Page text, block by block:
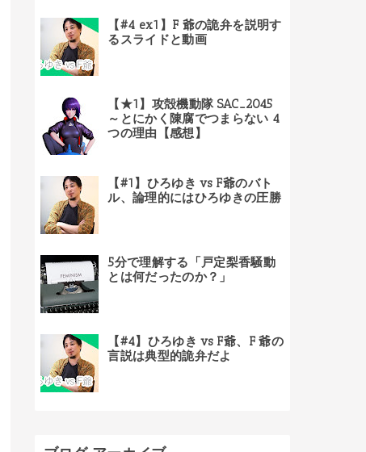
【#4 ex1】F 爺の詭弁を説明す
るスライドと動画
【★1】攻殻機動隊 SAC_2045
～とにかく陳腐でつまらない 4
つの理由【感想】
【#1】ひろゆき vs F爺のバト
ル、論理的にはひろゆきの圧勝
5分で理解する「戸定梨香騒動
とは何だったのか？」
【#4】ひろゆき vs F爺、F 爺の
言説は典型的詭弁だよ